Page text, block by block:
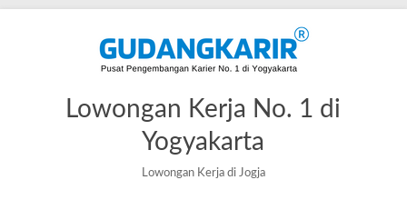
Lowongan Kerja No. 1 di
Yogyakarta
Lowongan Kerja di Jogja